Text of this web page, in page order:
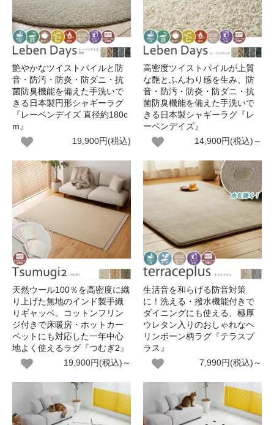
艶やかなツイストパイルと防
音・防汚・防炎・防ダニ・抗
菌防臭機能を備えた手洗いで
きる日本製円形シャギーラグ
『レーベンデイズ 直径約180c
m』
19,900円(税込)
高密度ツイストパイルが上質
な艶とふんわり感を生み、防
音・防汚・防炎・防ダニ・抗
菌防臭機能を備えた手洗いで
きる日本製シャギーラグ『レ
ーベンデイズ』
14,900円(税込)～
天然ウール100％を高密度に織
り上げた無地のインド製手織
りギャッベ。コットンフリン
ジ付きで床暖房・ホットカー
ペットにも対応した一年中心
地よく使えるラグ『つむぎ2』
19,900円(税込)～
生活音を和らげる防音対策
に！洗える・撥水機能付きで
ダイニングにも使える、極厚
ウレタン入りのおしゃれなヘ
リンボーン柄ラグ『テラスプ
ラス』
7,990円(税込)～